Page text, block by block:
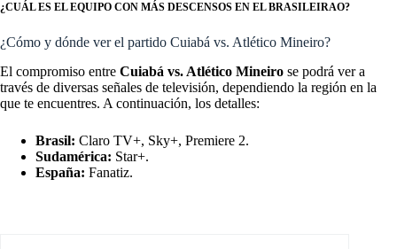
¿CUÁL ES EL EQUIPO CON MÁS DESCENSOS EN EL BRASILEIRAO?
¿Cómo y dónde ver el partido Cuiabá vs. Atlético Mineiro?
El compromiso entre Cuiabá vs. Atlético Mineiro se podrá ver a
través de diversas señales de televisión, dependiendo la región en la
que te encuentres. A continuación, los detalles:
Brasil: Claro TV+, Sky+, Premiere 2.
Sudamérica: Star+.
España: Fanatiz.